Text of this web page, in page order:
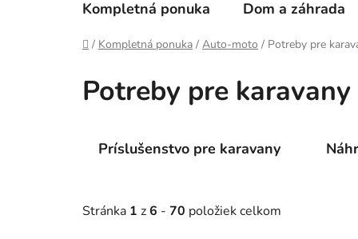
Kompletná ponuka Dom a záhrada
Domov
/ Kompletná ponuka / Auto-moto / Potreby pre
Potreby pre karavany
Príslušenstvo pre karavany
Stránka 1 z6 - 70 položiek celkom